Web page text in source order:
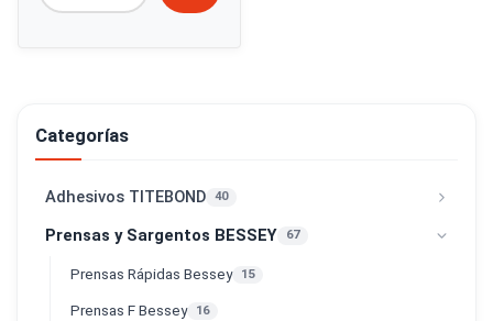
Categorías
Adhesivos TITEBOND 40
Prensas y Sargentos BESSEY 67
Prensas Rápidas Bessey 15
Prensas F Bessey 16